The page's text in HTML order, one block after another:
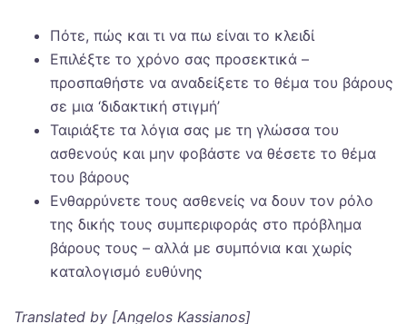
Πότε, πώς και τι να πω είναι το κλειδί
Επιλέξτε το χρόνο σας προσεκτικά –
προσπαθήστε να αναδείξετε το θέμα του βάρους
σε μια ‘διδακτική στιγμή’
Ταιριάξτε τα λόγια σας με τη γλώσσα του
ασθενούς και μην φοβάστε να θέσετε το θέμα
του βάρους
Ενθαρρύνετε τους ασθενείς να δουν τον ρόλο
της δικής τους συμπεριφοράς στο πρόβλημα
βάρους τους – αλλά με συμπόνια και χωρίς
καταλογισμό ευθύνης
Translated by [Angelos Kassianos]